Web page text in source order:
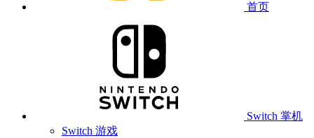
首页
Switch 掌机
Switch 游戏